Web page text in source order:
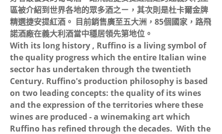
區被介紹到世界各地的眾多酒之ㄧ，其次則是杜卡爾金牌
精選捷安提紅酒。 目前銷售廣至五大洲，85個國家，路飛
諾酒廠在義大利酒當中穩居領先第地位。
With its long history , Ruffino is a living symbol of
the quality progress which the entire Italian wine
sector has undertaken through the twentieth
Century. Ruffino's production philosophy is based
on two leading concepts: the quality of its wines
and the expression of the territories where these
wines are produced - a winemaking art which
Ruffino has refined through the decades. With the